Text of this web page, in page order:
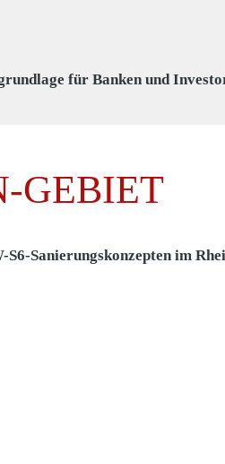
für Banken und
GEBIET
S6-Sanierungskonzepten im